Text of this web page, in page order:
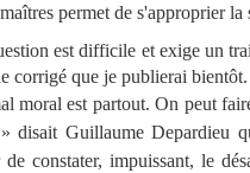
permet de s'approprier la
est difficile et exige un
corrigé que je publierai bientôt.
moral est partout. On peut
disait Guillaume Depardieu
constater, impuissant, le